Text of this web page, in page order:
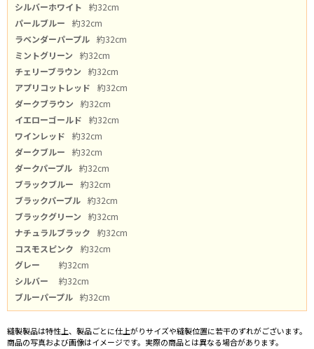
コスモスピンク
選択する
シルバーホワイト
約32cm
パールブルー
約32cm
ラベンダーパープル 約32cm
ミントグリーン
約32cm
チェリーブラウン
約32cm
アプリコットレッド
約32cm
ダークブラウン
約32cm
イエローゴールド
約32cm
ワインレッド
約32cm
ダークブルー
約32cm
ダークパープル 約32cm
ブラックブルー
約32cm
ブラックパープル 約32cm
ブラックグリーン
約32cm
ナチュラルブラック
約32cm
コスモスピンク
約32cm
グレー
約32cm
シルバー
約32cm
ブルーパープル 約32cm
縫製製品は特性上、製品ごとに仕上がりサイズや縫製位置に若干のずれがございます。
商品の写真および画像はイメージです。実際の商品とは異なる場合があります。